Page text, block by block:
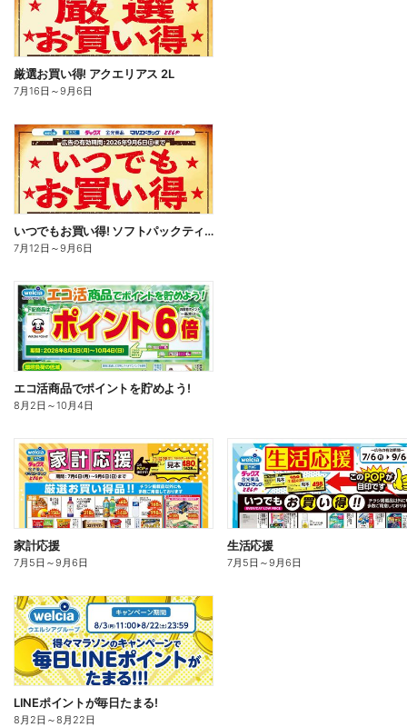
厳選お買い得! アクエリアス 2L
7月16日 ～9月6日
いつでもお買い得! ソフトパックティッシュ
7月12日 ～9月6日
エコ活商品でポイントを貯めよう!
8月2日 ～10月4日
家計応援
7月5日 ～9月6日
生活応援
7月5日 ～9月6日
LINEポイントが毎日たまる!
8月2日 ～8月22日